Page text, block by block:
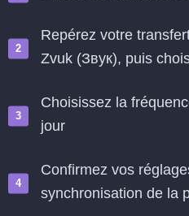
Repérez votre
Zvuk (Звук), puis
Choisissez la
jour
Confirmez vos
synchronisation de la